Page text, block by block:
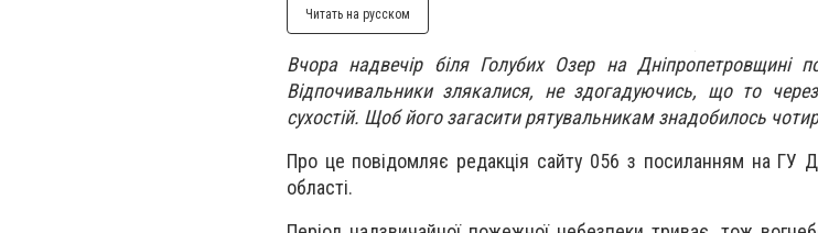
Читать на русском
Вчора надвечір біля Голубих Озер на Дніпропетровщині
Відпочивальники злякалися, не здогадуючись, що то
сухостій. Щоб його загасити рятувальникам знадобилось
Про це повідомляє редакція сайту 056 з посиланням на ГУ
області.